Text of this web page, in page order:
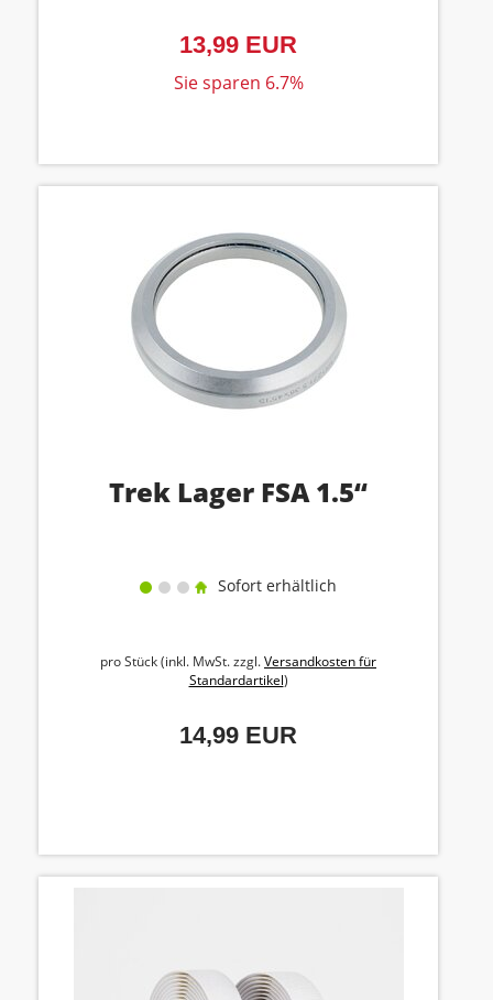
13,99 EUR
Sie sparen 6.7%
Trek Lager FSA 1.5“
Sofort erhältlich
pro Stück (inkl. MwSt. zzgl.Versandkosten für
Standardartikel)
14,99 EUR